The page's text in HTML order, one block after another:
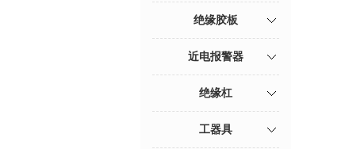
绝缘胶板
近电报警器
绝缘杠
工器具